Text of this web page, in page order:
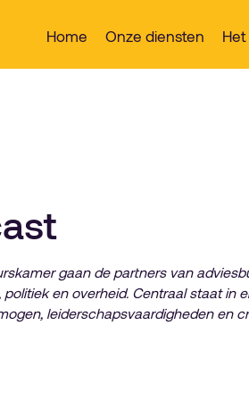
Home Onze diensten
gaan de partners van
politiek en overheid. Centraal staat in
leiderschapsvaardigheden en